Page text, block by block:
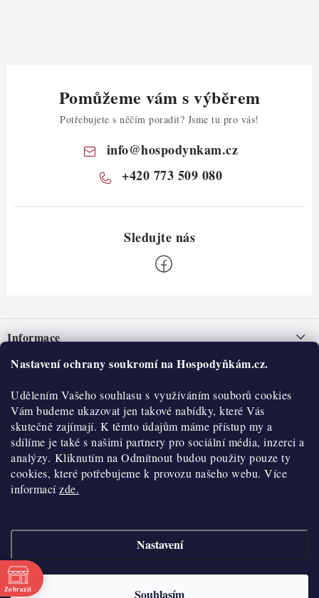
Nastavení ochrany soukromí na Hospodyňkám.cz.
Udělením Vašeho souhlasu s využíváním souborů cookies
Vám budeme ukazovat jen takové nabídky, které Vás
skutečně zajímají. K těmto údajům máme přístup my a
sdílíme je také s našimi partnery pro sociální média, inzerci a
analýzy. Kliknutím na Odmítnout budou použity pouze ty
cookies, které potřebujeme k provozu našeho webu. Více
informacízde.
Nastavení
Souhlasím
Pomůžeme vám s výběrem
Potřebujete s něčím poradit? Jsme tu pro vás!
info@hospodynkam.cz
+420 773 509 080
pInformace
Nepřevzetí zásilky na dobírku
Obchodní podmínky
Hodnocení obchodu
Blog
Moje objednávka
O nás
Historie
Kontakty
O nákupu
Reklamace a vratky
Výdejní místa
Velkoobchod
Vytvořil Shoptet
Copyright 2026
cookies
Zobrazit